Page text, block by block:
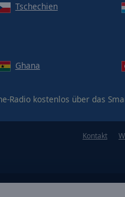
Tschechien
Ghana
Radio kostenlos über das
Kontakt